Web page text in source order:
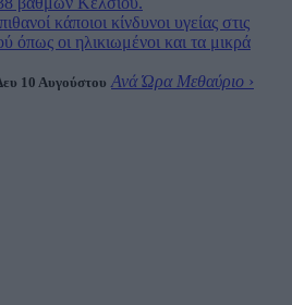
κάποιοι κίνδυνοι υγείας στις
όπως οι ηλικιωμένοι και τα μικρά
10 Αυγούστου Ανά Ώρα Μεθαύριο ›